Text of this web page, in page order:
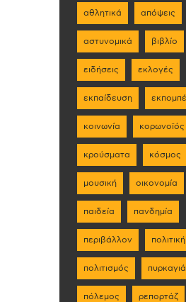
αθλητικά απόψεις
αστυνομικά βιβλίο
ειδήσεις εκλογές
εκπαίδευση
κοινωνία κορωνοϊός
κρούσματα κόσμος
μουσική οικονομία
παιδεία πανδημία
περιβάλλον πολιτική
πολιτισμός πυρκαγιά
πόλεμος ρεπορτάζ